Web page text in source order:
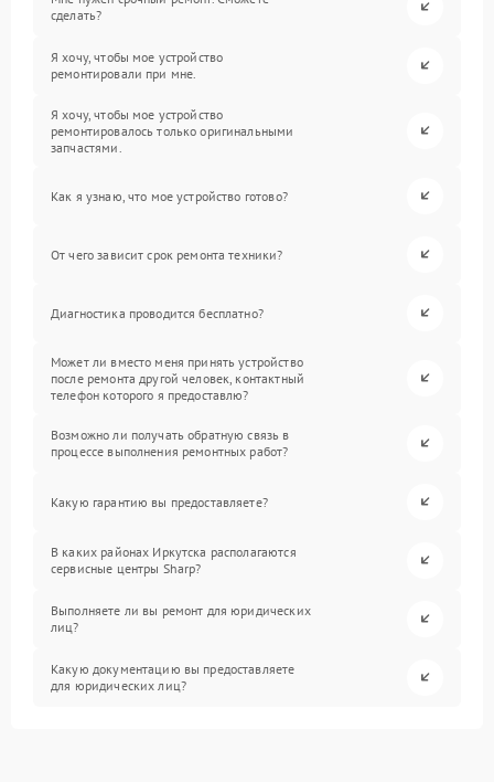
сделать?
Я хочу, чтобы мое устройство
ремонтировали при мне.
Я хочу, чтобы мое устройство
ремонтировалось только оригинальными
запчастями.
Как я узнаю, что мое устройство готово?
От чего зависит срок ремонта техники?
Диагностика проводится бесплатно?
Может ли вместо меня принять устройство
после ремонта другой человек, контактный
телефон которого я предоставлю?
Возможно ли получать обратную связь в
процессе выполнения ремонтных работ?
Какую гарантию вы предоставляете?
В каких районах Иркутска располагаются
сервисные центры Sharp?
Выполняете ли вы ремонт для юридических
лиц?
Какую документацию вы предоставляете
для юридических лиц?